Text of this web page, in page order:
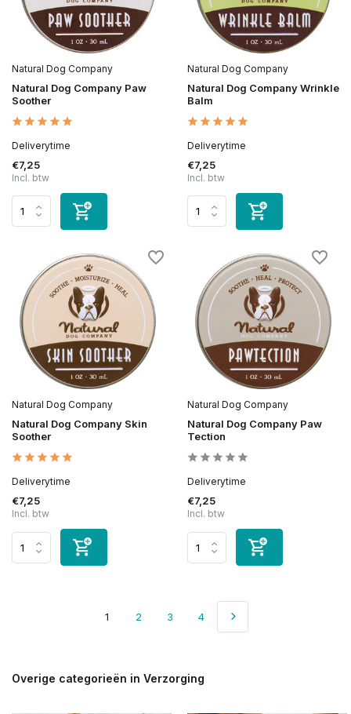
Natural Dog Company
Natural Dog Company Paw
Soother
Deliverytime
€7,25
Incl. btw
Natural Dog Company
Natural Dog Company Wrinkle
Balm
Deliverytime
€7,25
Incl. btw
Natural Dog Company
Natural Dog Company Skin
Soother
Deliverytime
€7,25
Incl. btw
Natural Dog Company
Natural Dog Company Paw
Tection
Deliverytime
€7,25
Incl. btw
1 2 3 4
Overige categorieën in Verzorging